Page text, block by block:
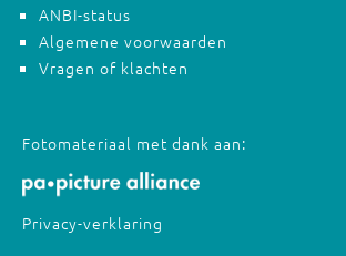
ANBI-status
Algemene voorwaarden
Vragen of klachten
Fotomateriaal met dank aan:
Privacy-verklaring